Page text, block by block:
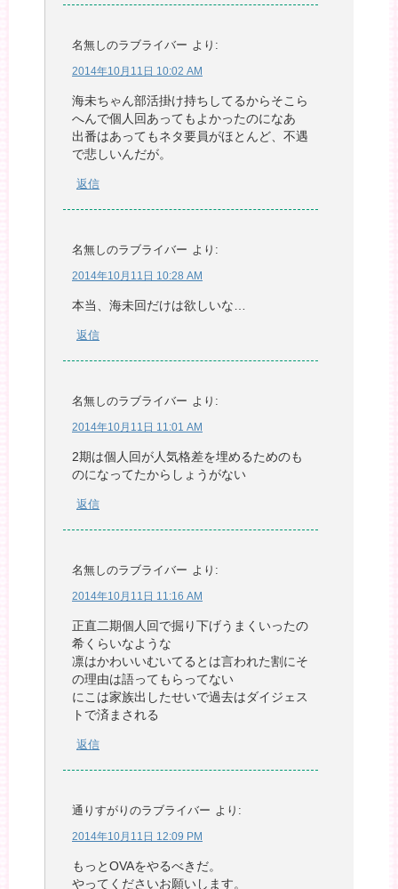
名無しのラブライバー より:
2014年10月11日 10:02 AM
海未ちゃん部活掛け持ちしてるからそこら
へんで個人回あってもよかったのになあ
出番はあってもネタ要員がほとんど、不遇
で悲しいんだが。
返信
名無しのラブライバー より:
2014年10月11日 10:28 AM
本当、海未回だけは欲しいな…
返信
名無しのラブライバー より:
2014年10月11日 11:01 AM
2期は個人回が人気格差を埋めるためのも
のになってたからしょうがない
返信
名無しのラブライバー より:
2014年10月11日 11:16 AM
正直二期個人回で掘り下げうまくいったの
希くらいなような
凛はかわいいむいてるとは言われた割にそ
の理由は語ってもらってない
にこは家族出したせいで過去はダイジェス
トで済まされる
返信
通りすがりのラブライバー より:
2014年10月11日 12:09 PM
もっとOVAをやるべきだ。
やってくださいお願いします。